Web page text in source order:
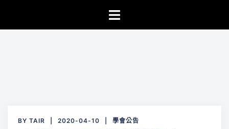
Toggle
BY TAIR 2020-04-10 學會公告